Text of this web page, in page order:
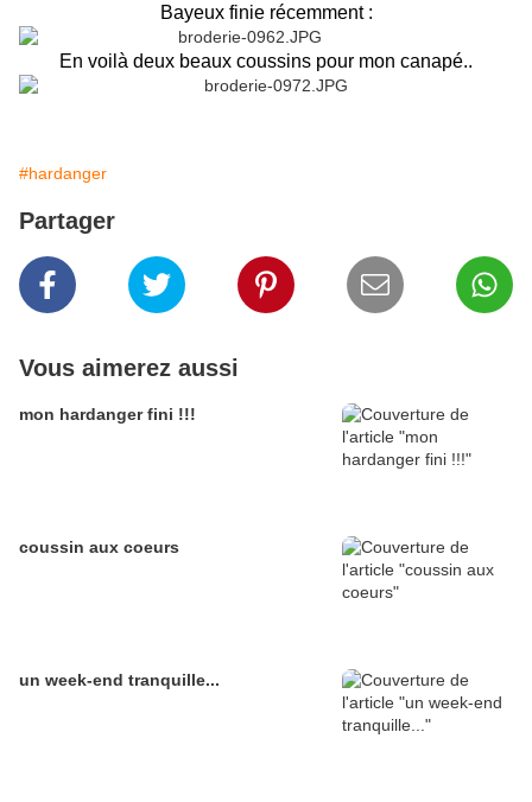
Bayeux finie récemment :
En voilà deux beaux coussins pour mon canapé..
#hardanger
Partager
Vous aimerez aussi
mon hardanger fini !!!
coussin aux coeurs
un week-end tranquille...